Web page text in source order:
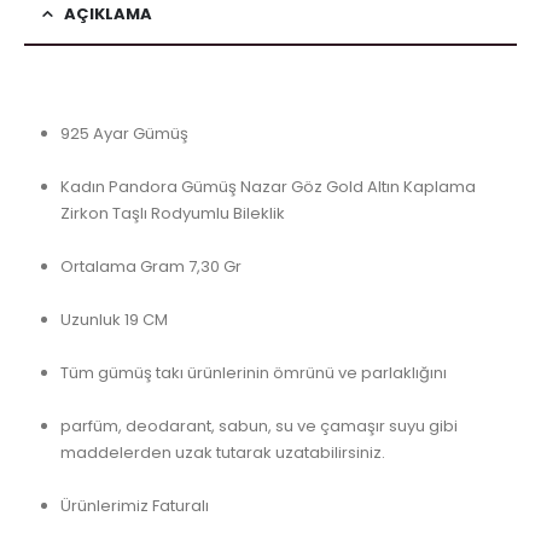
AÇIKLAMA
925 Ayar Gümüş
Kadın Pandora Gümüş Nazar Göz Gold Altın Kaplama
Zirkon Taşlı Rodyumlu Bileklik
Ortalama Gram 7,30 Gr
Uzunluk 19 CM
Tüm gümüş takı ürünlerinin ömrünü ve parlaklığını
parfüm, deodarant, sabun, su ve çamaşır suyu gibi
maddelerden uzak tutarak uzatabilirsiniz.
Ürünlerimiz Faturalı